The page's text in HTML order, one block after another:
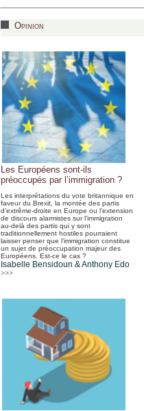
Opinion
Les Européens sont-ils
préoccupés par l’immigration ?
Les interprétations du vote britannique en
faveur du Brexit, la montée des partis
d’extrême-droite en Europe ou l’extension
de discours alarmistes sur l’immigration
au-delà des partis qui y sont
traditionnellement hostiles pourraient
laisser penser que l’immigration constitue
un sujet de préoccupation majeur des
Européens. Est-ce le cas ?
Isabelle Bensidoun &Anthony Edo
>>>